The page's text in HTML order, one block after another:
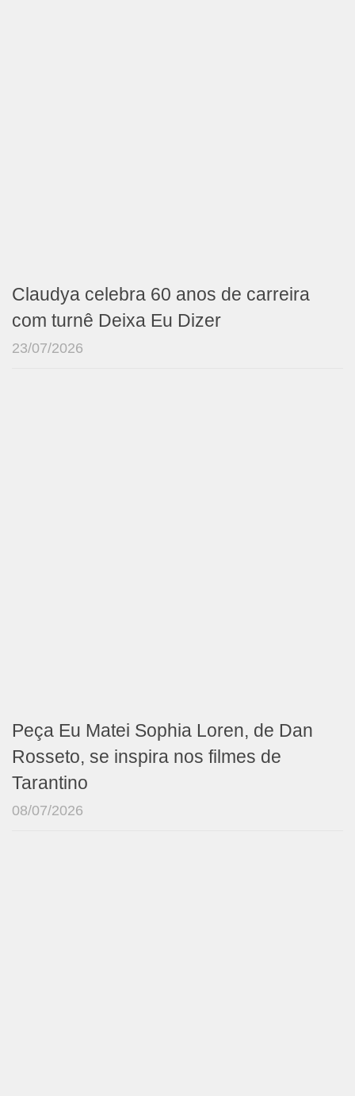
Claudya celebra 60 anos de carreira
com turnê Deixa Eu Dizer
23/07/2026
Peça Eu Matei Sophia Loren, de Dan
Rosseto, se inspira nos filmes de
Tarantino
08/07/2026